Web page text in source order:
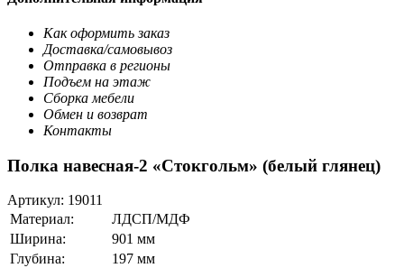
Как оформить заказ
Доставка/самовывоз
Отправка в регионы
Подъем на этаж
Сборка мебели
Обмен и возврат
Контакты
Полка навесная-2 «Стокгольм» (белый глянец)
Артикул: 19011
Материал:
ЛДСП/МДФ
Ширина:
901 мм
Глубина:
197 мм